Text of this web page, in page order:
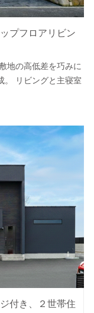
プフロアリビン
地の高低差を巧みに
。 リビングと主寝室
付き、２世帯住